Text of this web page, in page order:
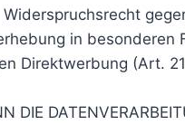
Widerspruchsrecht
in besonderen
Direktwerbung (Art.
DIE